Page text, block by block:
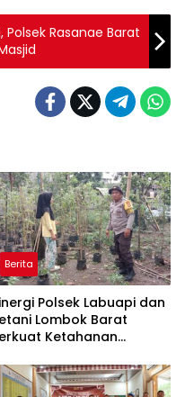
Polsek Rasanae Barat
Berita
Polsek Labuapi dan
Lombok Barat
Ketahanan